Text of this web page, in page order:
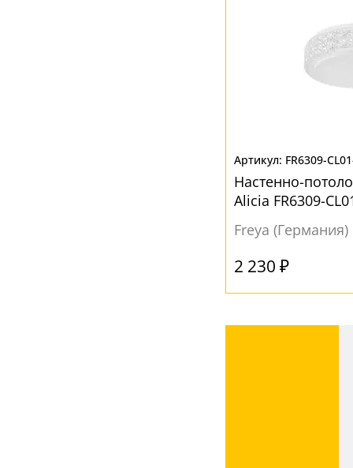
FR6309-
Настенно-
Alicia FR6309-
Freya (Германия)
2 230 ₽